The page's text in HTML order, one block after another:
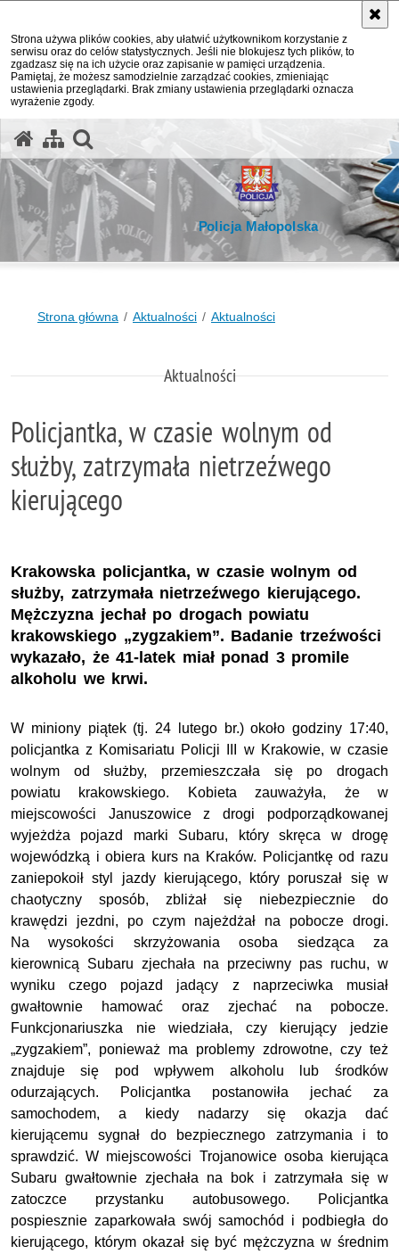
Strona używa plików cookies, aby ułatwić użytkownikom korzystanie z
serwisu oraz do celów statystycznych. Jeśli nie blokujesz tych plików, to
zgadzasz się na ich użycie oraz zapisanie w pamięci urządzenia.
Pamiętaj, że możesz samodzielnie zarządzać cookies, zmieniając
ustawienia przeglądarki. Brak zmiany ustawienia przeglądarki oznacza
wyrażenie zgody.
Policja Małopolska
Strona główna Aktualności Aktualności
Aktualności
Policjantka, w czasie wolnym od
służby, zatrzymała nietrzeźwego
kierującego
Krakowska policjantka, w czasie wolnym od
służby, zatrzymała nietrzeźwego kierującego.
Mężczyzna jechał po drogach powiatu
krakowskiego „zygzakiem”. Badanie trzeźwości
wykazało, że 41-latek miał ponad 3 promile
alkoholu we krwi.
W miniony piątek (tj. 24 lutego br.) około godziny 17:40,
policjantka z Komisariatu Policji III w Krakowie, w czasie
wolnym od służby, przemieszczała się po drogach
powiatu krakowskiego. Kobieta zauważyła, że w
miejscowości Januszowice z drogi podporządkowanej
wyjeżdża pojazd marki Subaru, który skręca w drogę
wojewódzką i obiera kurs na Kraków. Policjantkę od razu
zaniepokoił styl jazdy kierującego, który poruszał się w
chaotyczny sposób, zbliżał się niebezpiecznie do
krawędzi jezdni, po czym najeżdżał na pobocze drogi.
Na wysokości skrzyżowania osoba siedząca za
kierownicą Subaru zjechała na przeciwny pas ruchu, w
wyniku czego pojazd jadący z naprzeciwka musiał
gwałtownie hamować oraz zjechać na pobocze.
Funkcjonariuszka nie wiedziała, czy kierujący jedzie
„zygzakiem”, ponieważ ma problemy zdrowotne, czy też
znajduje się pod wpływem alkoholu lub środków
odurzających. Policjantka postanowiła jechać za
samochodem, a kiedy nadarzy się okazja dać
kierującemu sygnał do bezpiecznego zatrzymania i to
sprawdzić. W miejscowości Trojanowice osoba kierująca
Subaru gwałtownie zjechała na bok i zatrzymała się w
zatoczce przystanku autobusowego. Policjantka
pospiesznie zaparkowała swój samochód i podbiegła do
kierującego, którym okazał się być mężczyzna w średnim